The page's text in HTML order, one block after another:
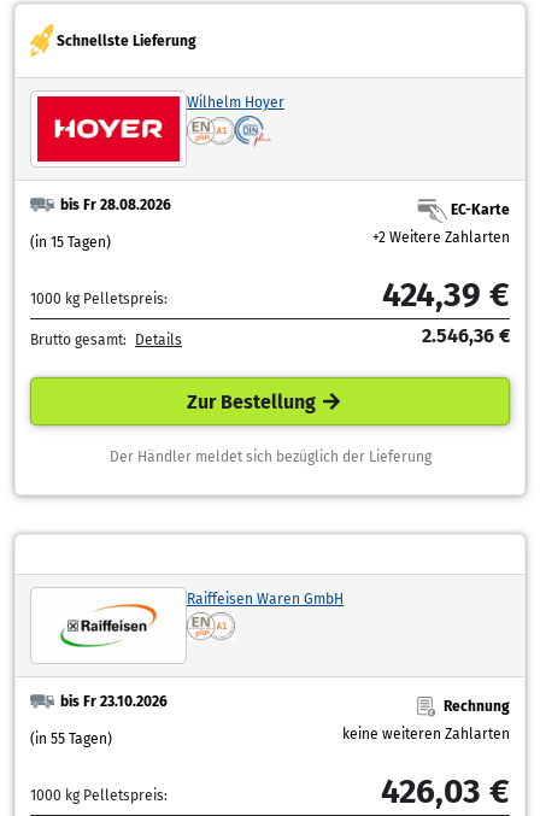
Schnellste Lieferung
Wilhelm Hoyer
bis Fr 28.08.2026
(in 15 Tagen)
EC-Karte
+2 Weitere Zahlarten
1000 kg Pelletspreis: 424,39 €
Brutto gesamt: Details 2.546,36 €
Zur Bestellung
Der Händler meldet sich bezüglich der Lieferung
Raiffeisen Waren GmbH
bis Fr 23.10.2026
(in 55 Tagen)
Rechnung
keine weiteren Zahlarten
1000 kg Pelletspreis: 426,03 €